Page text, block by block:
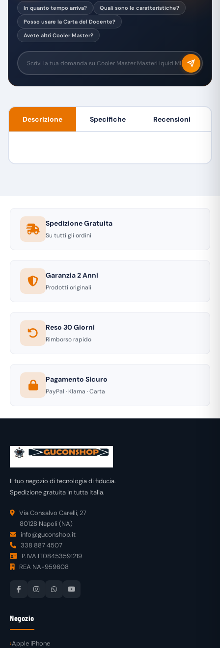
In quanto tempo arriva?
Quali sono le caratteristiche?
Posso usare la Carta del Docente?
Avete altri Cooler Master?
Descrizione Specifiche Recensioni
Spedizione Gratuita
Su tutti gli ordini
Garanzia 2 Anni
Prodotti originali
Reso 30 Giorni
Rimborso rapido
Pagamento Sicuro
PayPal · Klarna · Carta
Il tuo negozio di tecnologia di fiducia.
Spedizione gratuita in tutta Italia.
Via Consalvo Carelli, 27
80128 Napoli (NA)
info@guconshop.it
338 887 4507
P.IVA IT08453591219
REA NA-959608
Negozio
Apple iPhone